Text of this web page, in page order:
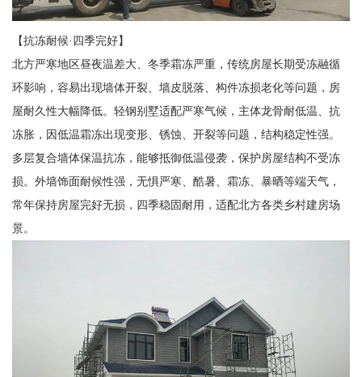
【抗冻耐候·四季完好】
北方严寒地区昼夜温差大、冬季霜冻严重，传统房屋长期受冻融循
环影响，容易出现墙体开裂、墙皮脱落、构件冻损老化等问题，房
屋耐久性大幅降低。轻钢别墅适配严寒气候，主体龙骨耐低温、抗
冻胀，因低温霜冻出现变形、锈蚀、开裂等问题，结构稳定性强。
多层复合墙体保温抗冻，能够抵御低温侵袭，保护房屋结构不受冻
损。外墙饰面耐候性强，无惧严寒、酷暑、霜冻、暴晒等端天气，
常年保持房屋完好无损，四季稳固耐用，适配北方各类乡村建房场
景。